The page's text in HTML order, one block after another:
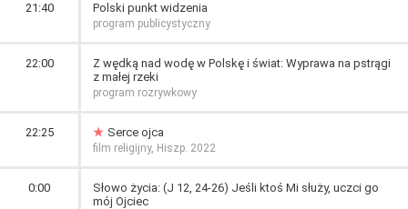
21:40 Polski punkt widzenia
program publicystyczny
22:00
Z wędką nad wodę w Polskę i świat: Wyprawa na pstrągi
z małej rzeki
program rozrywkowy
22:25 Serce ojca
film religijny, Hiszp. 2022
0:00
Słowo życia: (J 12, 24-26) Jeśli ktoś Mi służy, uczci go
mój Ojciec